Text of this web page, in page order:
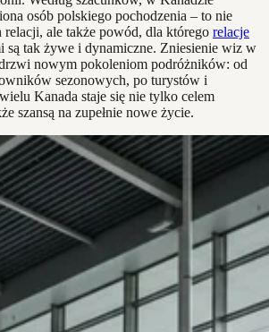
osób polskiego pochodzenia – to nie
ale także powód, dla którego relacje
są tak żywe i dynamiczne. Zniesienie wiz w
nowym pokoleniom podróżników: od
sezonowych, po turystów i
Kanada staje się nie tylko celem
szansą na zupełnie nowe życie.